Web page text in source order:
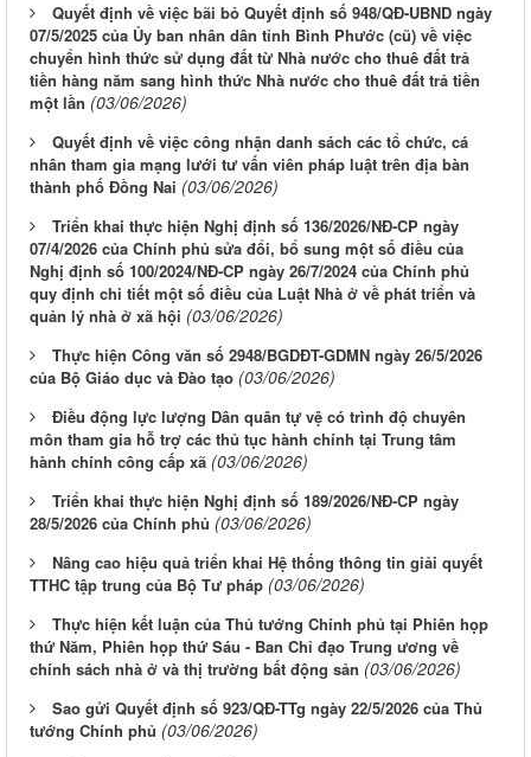
Quyết định về việc bãi bỏ Quyết định số 948/QĐ-UBND ngày
07/5/2025 của Ủy ban nhân dân tỉnh Bình Phước (cũ) về việc
chuyển hình thức sử dụng đất từ Nhà nước cho thuê đất trả
tiền hàng năm sang hình thức Nhà nước cho thuê đất trả tiền
một lần (03/06/2026)
Quyết định về việc công nhận danh sách các tổ chức, cá
nhân tham gia mạng lưới tư vấn viên pháp luật trên địa bàn
thành phố Đồng Nai (03/06/2026)
Triển khai thực hiện Nghị định số 136/2026/NĐ-CP ngày
07/4/2026 của Chính phủ sửa đổi, bổ sung một số điều của
Nghị định số 100/2024/NĐ-CP ngày 26/7/2024 của Chính phủ
quy định chi tiết một số điều của Luật Nhà ở về phát triển và
quản lý nhà ở xã hội (03/06/2026)
Thực hiện Công văn số 2948/BGDĐT-GDMN ngày 26/5/2026
của Bộ Giáo dục và Đào tạo (03/06/2026)
Điều động lực lượng Dân quân tự vệ có trình độ chuyên
môn tham gia hỗ trợ các thủ tục hành chính tại Trung tâm
hành chính công cấp xã (03/06/2026)
Triển khai thực hiện Nghị định số 189/2026/NĐ-CP ngày
28/5/2026 của Chính phủ (03/06/2026)
Nâng cao hiệu quả triển khai Hệ thống thông tin giải quyết
TTHC tập trung của Bộ Tư pháp (03/06/2026)
Thực hiện kết luận của Thủ tướng Chính phủ tại Phiên họp
thứ Năm, Phiên họp thứ Sáu - Ban Chỉ đạo Trung ương về
chính sách nhà ở và thị trường bất động sản (03/06/2026)
Sao gửi Quyết định số 923/QĐ-TTg ngày 22/5/2026 của Thủ
tướng Chính phủ (03/06/2026)